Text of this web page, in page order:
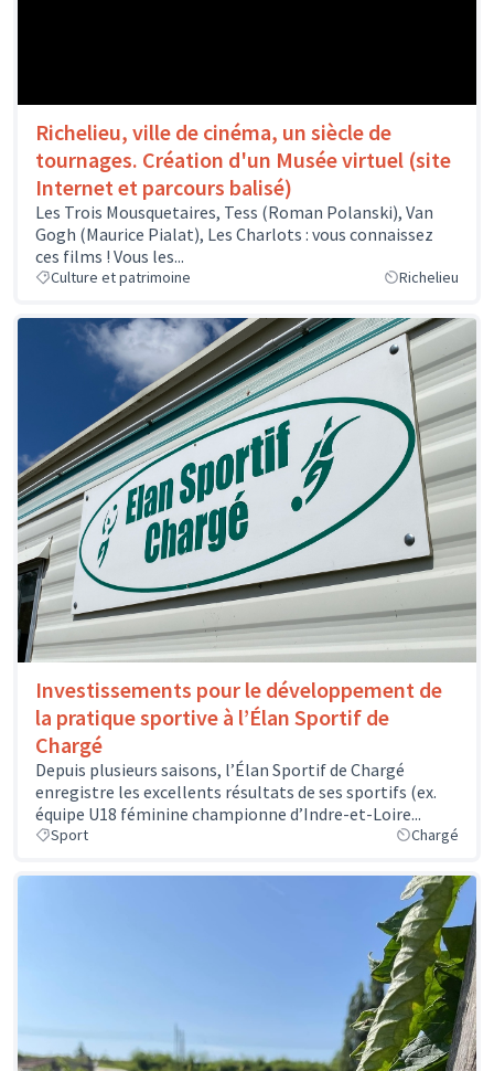
Richelieu, ville de cinéma, un siècle de
tournages. Création d'un Musée virtuel (site
Internet et parcours balisé)
Les Trois Mousquetaires, Tess (Roman Polanski), Van
Gogh (Maurice Pialat), Les Charlots : vous connaissez
ces films ! Vous les...
Culture et patrimoine Richelieu
Investissements pour le développement de
la pratique sportive à l’Élan Sportif de
Chargé
Depuis plusieurs saisons, l’Élan Sportif de Chargé
enregistre les excellents résultats de ses sportifs (ex.
équipe U18 féminine championne d’Indre-et-Loire...
Sport Chargé